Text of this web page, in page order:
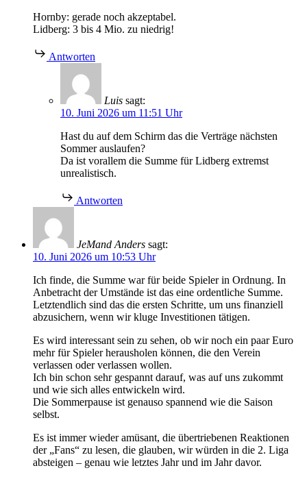
Hornby: gerade noch akzeptabel.
Lidberg: 3 bis 4 Mio. zu niedrig!
Antworten
Luis sagt:
10. Juni 2026 um 11:51 Uhr
Hast du auf dem Schirm das die Verträge nächsten
Sommer auslaufen?
Da ist vorallem die Summe für Lidberg extremst
unrealistisch.
Antworten
JeMand Anders sagt:
10. Juni 2026 um 10:53 Uhr
Ich finde, die Summe war für beide Spieler in Ordnung. In
Anbetracht der Umstände ist das eine ordentliche Summe.
Letztendlich sind das die ersten Schritte, um uns finanziell
abzusichern, wenn wir kluge Investitionen tätigen.
Es wird interessant sein zu sehen, ob wir noch ein paar Euro
mehr für Spieler herausholen können, die den Verein
verlassen oder verlassen wollen.
Ich bin schon sehr gespannt darauf, was auf uns zukommt
und wie sich alles entwickeln wird.
Die Sommerpause ist genauso spannend wie die Saison
selbst.
Es ist immer wieder amüsant, die übertriebenen Reaktionen
der „Fans“ zu lesen, die glauben, wir würden in die 2. Liga
absteigen – genau wie letztes Jahr und im Jahr davor.